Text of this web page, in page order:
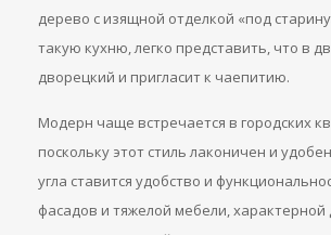
дерево с изящной отделкой «под
такую кухню, легко представить, что в
дворецкий и пригласит к чаепитию.
Модерн чаще встречается в городских
поскольку этот стиль лаконичен и
угла ставится удобство и
фасадов и тяжелой мебели, характерной